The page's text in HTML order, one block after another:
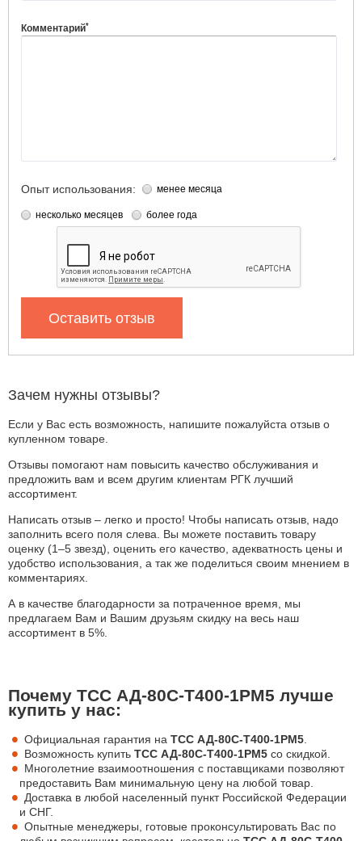
Комментарий*
Опыт использования: менее месяца
несколько месяцев более года
Оставить отзыв
Зачем нужны отзывы?
Если у Вас есть возможность, напишите пожалуйста отзыв о
купленном товаре.
Отзывы помогают нам повысить качество обслуживания и
предложить вам и всем другим клиентам РГК лучший
ассортимент.
Написать отзыв – легко и просто! Чтобы написать отзыв, надо
заполнить всего поля слева. Вы можете поставить товару
оценку (1–5 звезд), оценить его качество, адекватность цены и
удобство использования, а так же поделиться своим мнением в
комментариях.
А в качестве благодарности за потраченное время, мы
предлагаем Вам и Вашим друзьям скидку на весь наш
ассортимент в 5%.
Почему ТСС АД-80С-Т400-1РМ5 лучше
купить у нас:
Официальная гарантия наТСС АД-80С-Т400-1РМ5
Возможность купитьТСС АД-80С-Т400-1РМ5 со скидкой.
Многолетние взаимоотношения с поставщиками позволяют
предоставить Вам минимальную цену на любой товар.
Доставка в любой населенный пункт Российской Федерации
и СНГ.
Опытные менеджеры, готовые проконсультировать Вас по